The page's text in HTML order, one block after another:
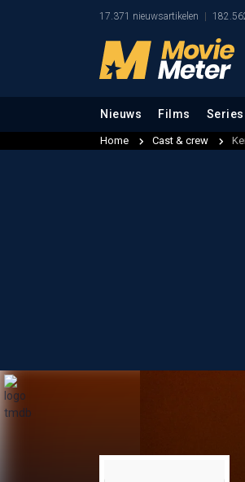
17.371 nieuwsartikelen
Nieuws Films Series
Home Cast & crew